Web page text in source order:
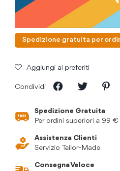
Spedizione gratuita per
Aggiungi ai preferiti
Condividi
Spedizione Gratuita
Per ordini superiori a 99
Assistenza Clienti
Servizio Tailor-Made
Consegna Veloce